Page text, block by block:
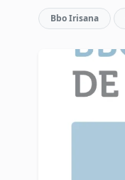
Bbo Irisana